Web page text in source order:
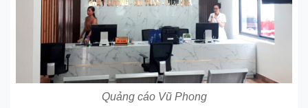
Quảng cáo Vũ Phong